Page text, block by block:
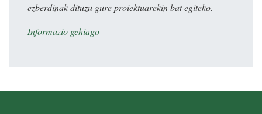
ezberdinak dituzu gure proiektuarekin bat egiteko.
Informazio gehiago